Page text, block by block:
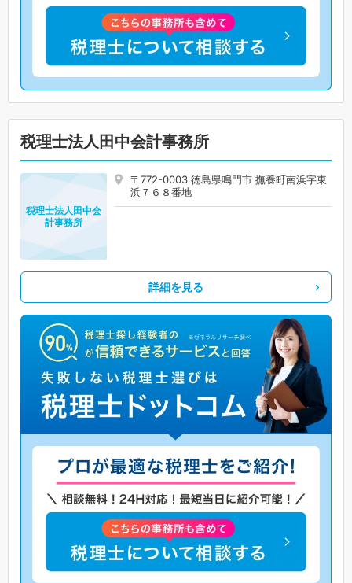
税理士法人田中会計事務所
〒772-0003 徳島県鳴門市 撫養町南浜字東
浜７６８番地
税理士法人田中会
計事務所
詳細を見る